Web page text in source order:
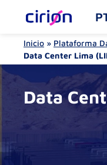
Inicio » Plataforma
Data Center Lima
Data